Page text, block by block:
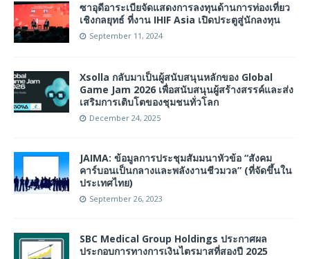
ซาอุดีอาระเบียจัดแสดงการลงทุนด้านการท่องเที่ยว
เชิงกลยุทธ์ ที่งาน IHIF Asia เปิดประตูสู่นักลงทุน
September 11, 2024
Xsolla กลับมาเป็นผู้สนับสนุนหลักของ Global
Game Jam 2026 เพื่อสนับสนุนผู้สร้างสรรค์และส่ง
เสริมการเติบโตของชุมชนทั่วโลก
December 24, 2025
JAIMA: ข้อมูลการประชุมสัมมนาหัวข้อ “สังคม
คาร์บอนเป็นกลางและพลังงานชีวมวล” (ที่จัดขึ้นใน
ประเทศไทย)
September 26, 2023
SBC Medical Group Holdings ประกาศผล
ประกอบการทางการเงินไตรมาสที่สองปี 2025